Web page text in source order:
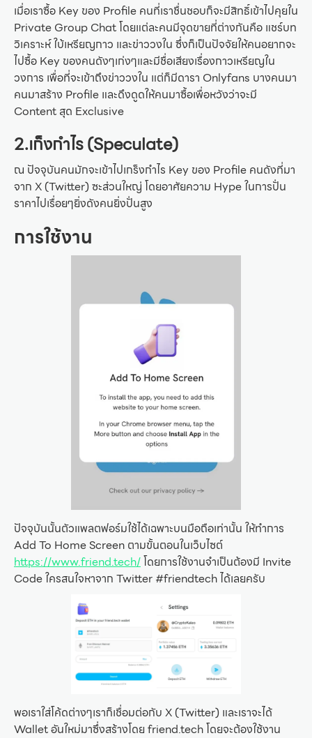
เมื่อเราซื้อ Key ของ Profile คนที่เราชื่นชอบก็จะมีสิทธิ์เข้าไปคุยใน
Private Group Chat โดยแต่ละคนมีจุดขายที่ต่างกันคือ แชร์บท
วิเคราะห์ ใบ้เหรียญกาว และข่าววงใน ซึ่งก็เป็นปัจจัยให้คนอยากจะ
ไปซื้อ Key ของคนดังๆเก่งๆและมีชื่อเสียงเรื่องกาวเหรียญใน
วงการ เพื่อที่จะเข้าถึงข่าววงใน แต่ก็มีดารา Onlyfans บางคนมา
คนมาสร้าง Profile และดึงดูดให้คนมาซื้อเพื่อหวังว่าจะมี
Content สุด Exclusive
2.เก็งกำไร (Speculate)
ณ ปัจจุบันคนมักจะเข้าไปเกร็งกำไร Key ของ Profile คนดังที่มา
จาก X (Twitter) ซะส่วนใหญ่ โดยอาศัยความ Hype ในการปั่น
ราคาไปเรื่อยๆยิ่งดังคนยิ่งปั่นสูง
การใช้งาน
ปัจจุบันนั้นตัวแพลตฟอร์มใช้ได้เฉพาะบนมือถือเท่านั้น ให้ทำการ
Add To Home Screen ตามขั้นตอนในเว็บไซต์
https://www.friend.tech/โดยการใช้งานจำเป็นต้องมี Invite
Code ใครสนใจหาจาก Twitter #friendtech ได้เลยครับ
พอเราใส่โค้ดต่างๆเราก็เชื่อมต่อกับ X (Twitter) และเราจะได้
Wallet อันใหม่มาซึ่งสร้างโดย friend.tech โดยจะต้องใช้งาน